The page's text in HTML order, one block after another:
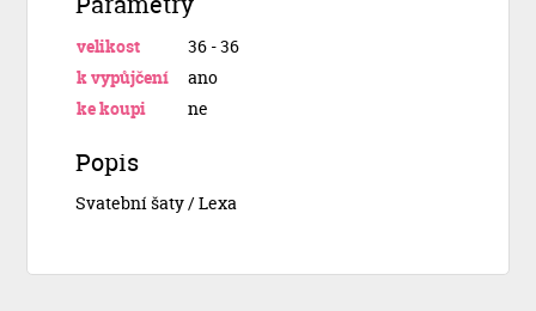
velikost
36 - 36
k vypůjčení
ano
ke koupi
ne
Popis
Svatební šaty / Lexa